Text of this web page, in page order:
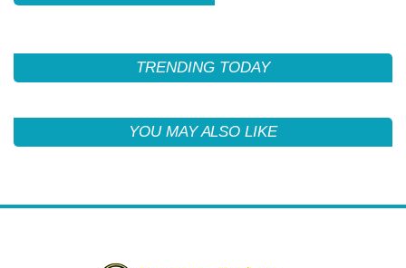
TRENDING TODAY
YOU MAY ALSO LIKE